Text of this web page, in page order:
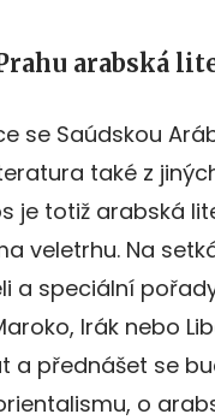
arabská
se Saúdskou
také z
je totiž arabská
veletrhu. Na
a speciální
Irák nebo
a přednášet se
o